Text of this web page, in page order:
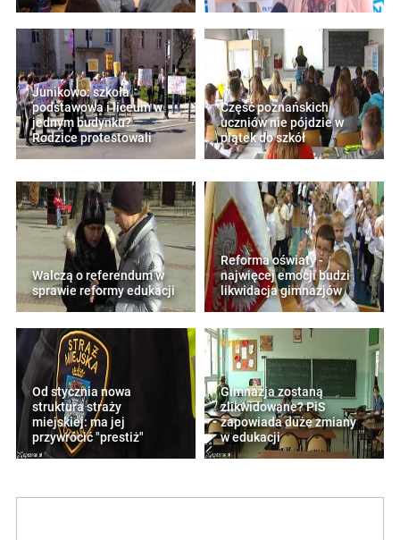
Junikowo: szkoła
podstawowa i liceum w
jednym budynku?
Rodzice protestowali
Część poznańskich
uczniów nie pójdzie w
piątek do szkół
Walczą o referendum w
sprawie reformy edukacji
Reforma oświaty -
najwięcej emocji budzi
likwidacja gimnazjów
Od stycznia nowa
struktura straży
miejskiej: ma jej
przywrócić "prestiż"
Kraj
Gimnazja zostaną
zlikwidowane? PiS
zapowiada duże zmiany
w edukacji